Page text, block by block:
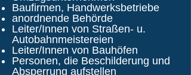
Baufirmen, Handwerksbetriebe
anordnende Behörde
Leiter/Innen von Straßen- u.
Autobahnmeistereien
Leiter/Innen von Bauhöfen
Personen, die Beschilderung und
Absperrung aufstellen